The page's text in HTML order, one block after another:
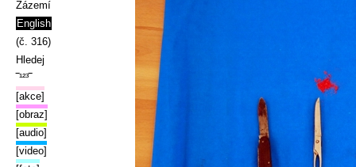
Zázemí
English
(č. 316)
Hledej
‾¹²³‾
[akce]
[obraz]
[audio]
[video]